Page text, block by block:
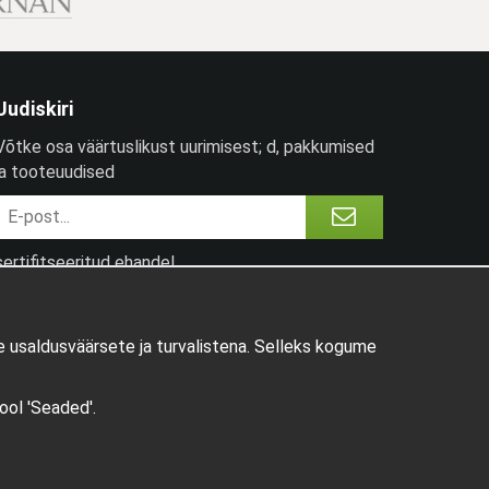
osa väärtuslikust uurimisest; d, pakkumised
tooteuudised
ehandel
ja turvalistena. Selleks kogume
'Seaded'.